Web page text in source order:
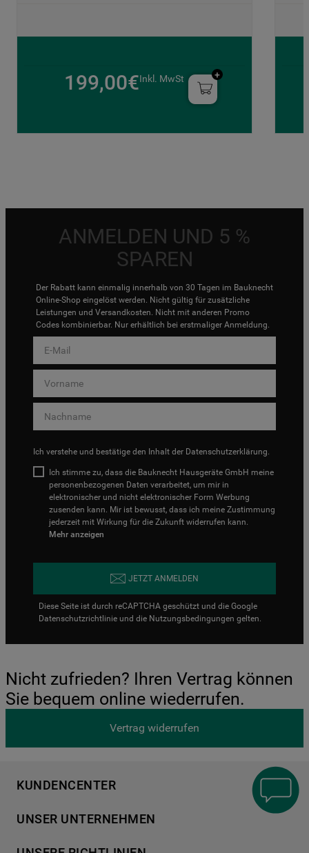
199,00€Inkl. MwSt
ANMELDEN UND 5 %
SPAREN
Der Rabatt kann einmalig innerhalb von 30 Tagen im Bauknecht
Online-Shop eingelöst werden. Nicht gültig für zusätzliche
Leistungen und Versandkosten. Nicht mit anderen Promo
Codes kombinierbar. Nur erhältlich bei erstmaliger Anmeldung.
Ich verstehe und bestätige den Inhalt der Datenschutzerklärung
Ich stimme zu, dass die Bauknecht Hausgeräte GmbH meine
personenbezogenen Daten verarbeitet, um mir in
elektronischer und nicht elektronischer Form Werbung
zusenden kann. Mir ist bewusst, dass ich meine Zustimmung
jederzeit mit Wirkung für die Zukunft widerrufen kann.
Mehr anzeigen
JETZT ANMELDEN
Diese Seite ist durch reCAPTCHA geschützt und die Google
Datenschutzrichtlinie und die Nutzungsbedingungen gelten.
Nicht zufrieden? Ihren Vertrag können
Sie bequem online wiederrufen.
Vertrag widerrufen
KUNDENCENTER
Händlersuche
UNSER UNTERNEHMEN